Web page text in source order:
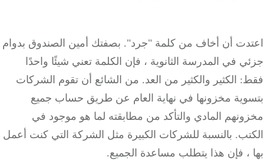
أن أخاف من كلمة "جرد". بصفتك أمين الصندوق بدوام
في المدرسة الثانوية ، فإن الكلمة تعني شيئًا واحدًا
الكثير والكثير من العد.من الشائع أن تقوم الشركات
مخزونها في نهاية العام عن طريق حساب جميع
المادي والتأكد من مطابقته لما هو موجود في
بالنسبة للشركات الكبيرة مثل الشركة التي كنت أعمل
، فإن هذا يتطلب مساعدة الجميع.